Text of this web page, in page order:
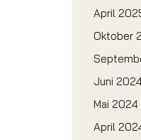
April
Oktober
Juni 2024
Mai 2024
April